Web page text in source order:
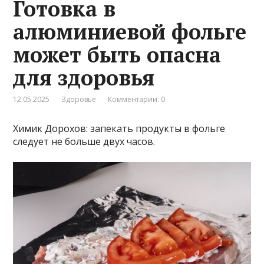
Готовка в
алюминиевой фольге
может быть опасна
для здоровья
12.05.2025 Здоровье Комментарии: 0
Химик Дорохов: запекать продукты в фольге
следует не больше двух часов.